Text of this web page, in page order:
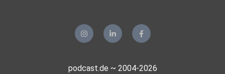
podcast.de ~ 2004-2026